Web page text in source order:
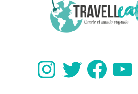
SIDEBAR
InstagramTwitter FacebookYouTube